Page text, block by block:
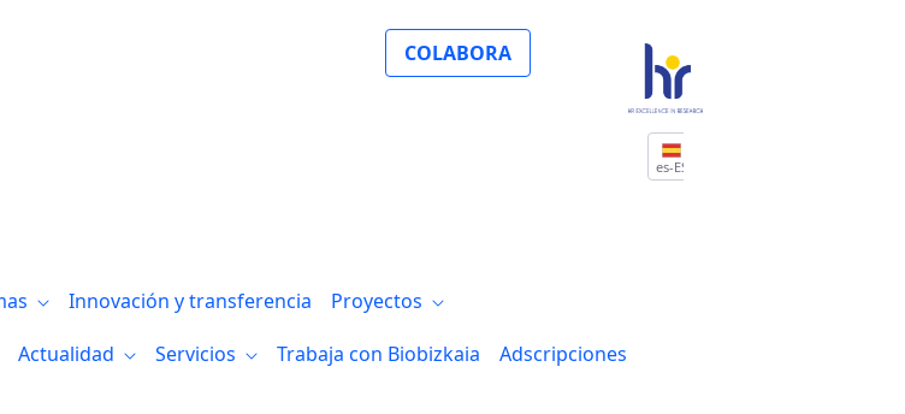
COLABORA
es-ES
Innovación y transferencia
Proyectos
Actualidad Servicios Trabaja con Biobizkaia
Adscripciones